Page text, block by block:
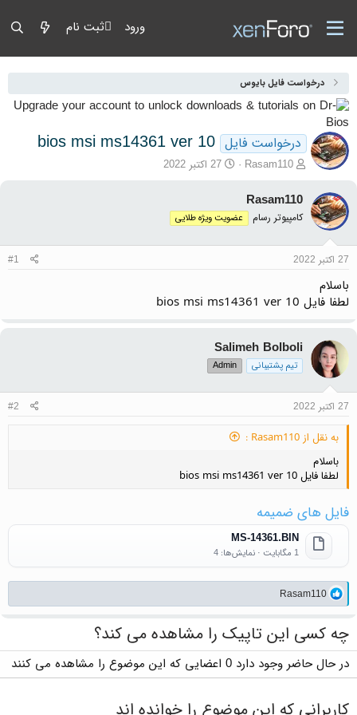
ورود ثبت نام
درخواست فایل بایوس
درخواست فایل bios msi ms14361 ver 10
آغازگر گفتمان
Rasam110 تاریخ شروع
27 اکتبر 2022
Rasam110
کامپیوتر رسام عضویت ویژه طلایی
27 اکتبر 2022 #1
باسلام
لطفا فایل bios msi ms14361 ver 10
Salimeh Bolboli
تیم پشتیبانی Admin
27 اکتبر 2022 #2
به نقل از Rasam110 :
باسلام
لطفا فایل bios msi ms14361 ver 10
فایل های ضمیمه
MS-14361.BIN
1 مگابایت · نمایش‌ها: 4
واکنش‌ها:
Rasam110
چه کسی این تاپیک را مشاهده می کند؟
در حال حاضر وجود دارد 0 اعضایی که این موضوع را مشاهده می کنند
کاربرانی که این موضوع را خوانده اند